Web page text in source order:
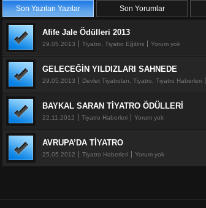
Son Yazılan Yazılar
Son Yazılan Yazılar Son Yorumlar
Son Yorumlar
Afife Jale Ödülleri 2013
29.05.2013 Tiyatro, Tiyatro Eğitimi Yorum yok
GELECEĞİN YILDIZLARI SAHNEDE
29.05.2013 Devlet Tiyatroları, Tiyatro, Tiyatro Haberleri
BAYKAL SARAN TİYATRO ÖDÜLLERİ
22.11.2012 Tiyatro Haberleri Yorum yok
AVRUPA’DA TİYATRO
25.05.2012 Tiyatro Haberleri Yorum yok